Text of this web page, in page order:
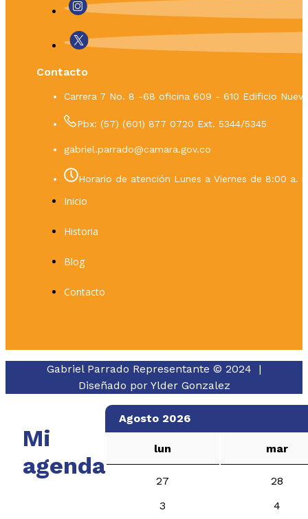
Contacto
Carrera 7 No. 8 -68 oficina 609 - 610 Edificio
Pbx: (57) (601) 877 0720 Ext. 5344/5345
gabriel.parrado@camara.gov.co
Horario de atención Lunes a Viernes de 8:00 a.
Inicio
Historia
Blog
Contacto
Gabriel Parrado Representante © 2024 |
Diseñado por Ylder Gonzalez
Mi
agenda
Agosto 2026
lun mar
27
28
3
4